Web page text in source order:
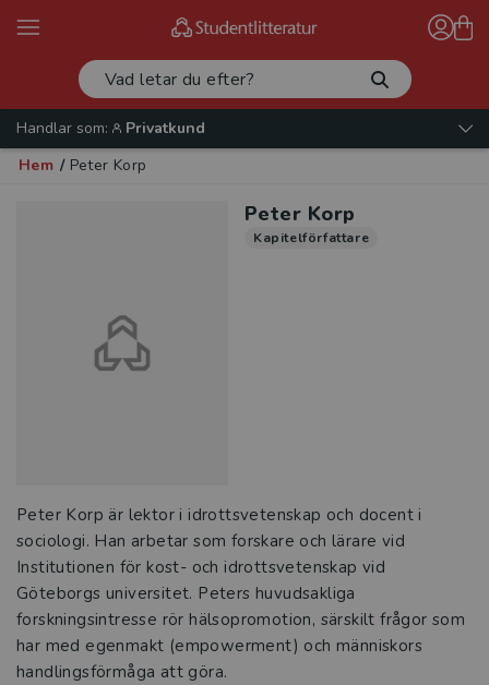
Handlar som:
Privatkund
Hem / Peter Korp
Peter Korp
Kapitelförfattare
Peter Korp är lektor i idrottsvetenskap och docent i
sociologi. Han arbetar som forskare och lärare vid
Institutionen för kost- och idrottsvetenskap vid
Göteborgs universitet. Peters huvudsakliga
forskningsintresse rör hälsopromotion, särskilt frågor som
har med egenmakt (empowerment) och människors
handlingsförmåga att göra.